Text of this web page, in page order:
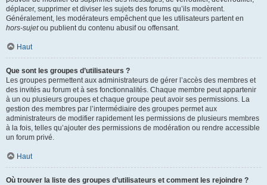
déplacer, supprimer et diviser les sujets des forums qu’ils modèrent.
Généralement, les modérateurs empêchent que les utilisateurs partent en
hors-sujetou publient du contenu abusif ou offensant.
Haut
Que sont les groupes d’utilisateurs ?
Les groupes permettent aux administrateurs de gérer l’accès des membres et
des invités au forum et à ses fonctionnalités. Chaque membre peut appartenir
à un ou plusieurs groupes et chaque groupe peut avoir ses permissions. La
gestion des membres par l’intermédiaire des groupes permet aux
administrateurs de modifier rapidement les permissions de plusieurs membres
à la fois, telles qu’ajouter des permissions de modération ou rendre accessible
un forum privé.
Haut
Où trouver la liste des groupes d’utilisateurs et comment les rejoindre ?